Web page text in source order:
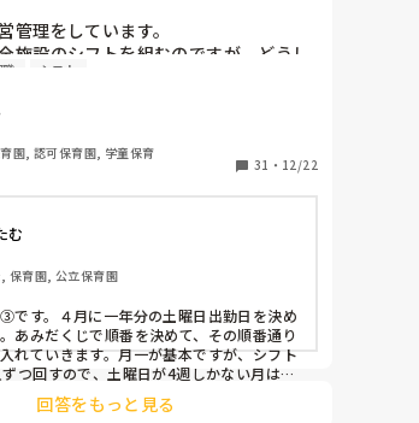
管理をしています。
施設のシフトを組むのですが、どうし
けは入れる方が少なく、いつも苦労し
皆、月1〜2回の土曜出勤があることに
ているはずですが、いざ勤務が始まる
出勤が出来ない方ばかりです。
休は2日まで、と制限をかける
曜保育に入ることのできる日を1日だ
してもらう
た時、土曜出勤が難しければ自身で代
して見つけてもらう
の対策を取り入れることを考えていま
シフト
園, 認可保育園, 学童保育
31 ・ 12/22
む
保育園, 公立保育園
です。４月に一年分の土曜日出勤日を決め
あみだくじで順番を決めて、その順番通り
れていきます。月一が基本ですが、シフト
つ回すので、土曜日が4週しかない月は無
りますよ。その土曜日が出られない人は、同
間の人と自分で交代して貰い、主任に報告し
回答をもっと見る